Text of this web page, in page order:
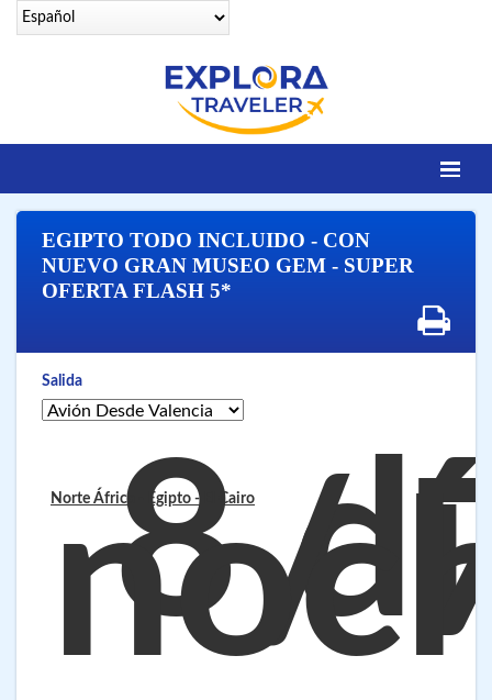
Identifícate
DESTINOS
Contacto
EGIPTO LUXURY
VUELOS A SHARM
EGIPTO TODO INCLUIDO - CON
NUEVO GRAN MUSEO GEM - SUPER
OFERTA FLASH 5*
Salida
Norte África - Egipto - El Cairo
8/